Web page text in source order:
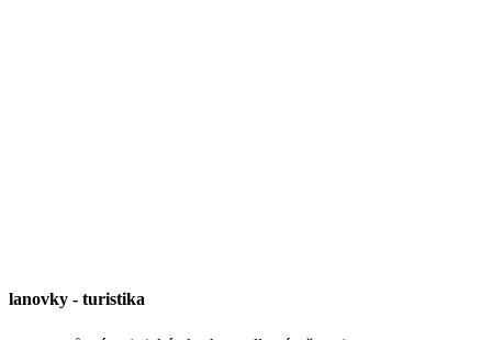
lanovky - turistika